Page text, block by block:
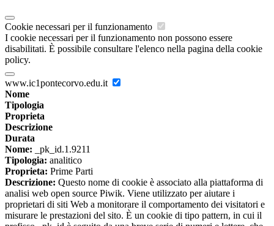
Cookie necessari per il funzionamento
I cookie necessari per il funzionamento non possono essere
disabilitati. È possibile consultare l'elenco nella pagina della cookie
policy.
www.ic1pontecorvo.edu.it
Nome
Tipologia
Proprieta
Descrizione
Durata
Nome: _pk_id.1.9211
Tipologia: analitico
Proprieta: Prime Parti
Descrizione: Questo nome di cookie è associato alla piattaforma di
analisi web open source Piwik. Viene utilizzato per aiutare i
proprietari di siti Web a monitorare il comportamento dei visitatori e
misurare le prestazioni del sito. È un cookie di tipo pattern, in cui il